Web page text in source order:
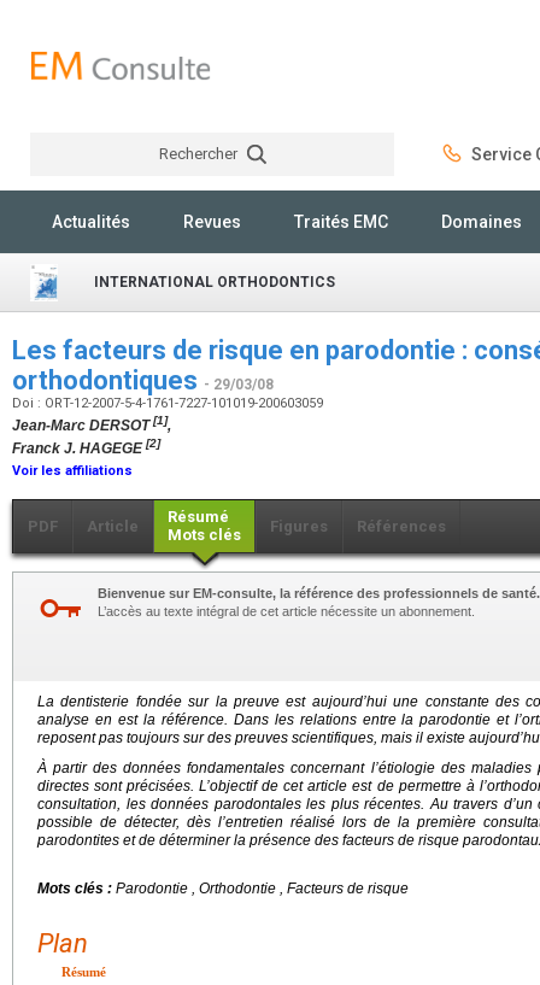
Rechercher Service
Actualités Revues Traités EMC Domaines
INTERNATIONAL ORTHODONTICS
Les facteurs de risque en parodontie :
orthodontiques - 29/03/08
Doi : ORT-12-2007-5-4-1761-7227-101019-200603059
Jean-Marc DERSOT[1],
Franck J. HAGEGE[2]
Voir les affiliations
PDF Article
Résumé
Mots clés
Figures Références
Bienvenue sur EM-consulte, la référence des professionnels de santé.
L’accès au texte intégral de cet article nécessite un abonnement.
La dentisterie fondée sur la preuve est aujourd’hui une constante des
analyse en est la référence. Dans les relations entre la parodontie et
reposent pas toujours sur des preuves scientifiques, mais il existe
À partir des données fondamentales concernant l’étiologie des
directes sont précisées. L’objectif de cet article est de permettre à
consultation, les données parodontales les plus récentes. Au travers
possible de détecter, dès l’entretien réalisé lors de la première
parodontites et de déterminer la présence des facteurs de risque
Mots clés : Parodontie , Orthodontie , Facteurs de risque
Plan
Résumé